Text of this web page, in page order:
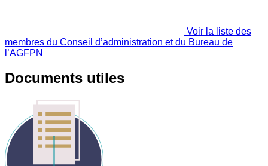
Voir la liste des
membres du Conseil d’administration et du Bureau de
l’AGFPN
Documents utiles